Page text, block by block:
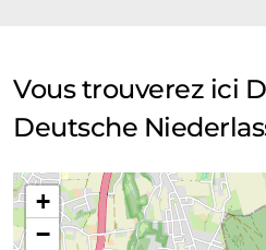
Vous trouverez ici
Deutsche
+
−